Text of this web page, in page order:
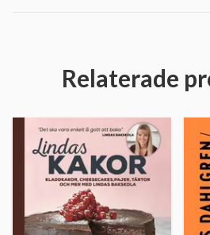
Relaterade